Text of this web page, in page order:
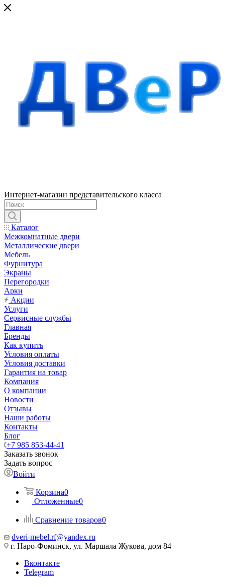
Интернет-магазин представительского класса
Каталог
Межкомнатные двери
Металлические двери
Мебель
Фурнитура
Экраны
Перегородки
Арки
Акции
Услуги
Сервисные службы
Главная
Бренды
Как купить
Условия оплаты
Условия доставки
Гарантия на товар
Компания
О компании
Новости
Отзывы
Наши работы
Контакты
Блог
+7 985 853-44-41
Заказать звонок
Задать вопрос
Войти
Корзина0
Отложенные0
Сравнение товаров0
dveri-mebel.rf@yandex.ru
г. Наро-Фоминск, ул. Маршала Жукова, дом 84
Вконтакте
Telegram